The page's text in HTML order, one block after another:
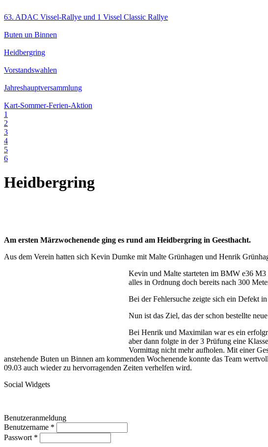
63. ADAC Vissel-Rallye und 1 Vissel Classic Rallye
Buten un Binnen
Heidbergring
Vorstandswahlen
Jahreshauptversammlung
Kart-Sommer-Ferien-Aktion
1
2
3
4
5
6
Heidbergring
Am ersten Märzwochenende ging es rund am Heidbergring in Geesthacht.
Aus dem Verein hatten sich Kevin Dumke mit Malte Grünhagen und Henrik
Kevin und Malte starteten im BMW e36 M3
alles in Ordnung doch bereits nach 300
Bei der Fehlersuche zeigte sich ein Defekt
Nun ist das Ziel, das der schon bestellte
Bei Henrik und Maximilan war es ein
aber dann folgte in der 3 Prüfung eine
Vormittag nicht mehr aufholen. Mit einer
anstehende Buten un Binnen am kommenden Wochenende konnte das Team
09.03 auch wieder zu hervorragenden Zeiten verhelfen wird.
Social Widgets
Benutzeranmeldung
Benutzername *
Passwort *